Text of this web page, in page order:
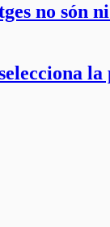
no